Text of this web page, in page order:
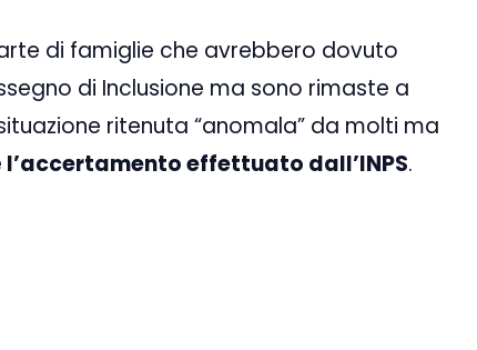
di famiglie che avrebbero dovuto
di Inclusione ma sono rimaste a
ritenuta “anomala” da molti ma
l’accertamento effettuato dall’INPS.